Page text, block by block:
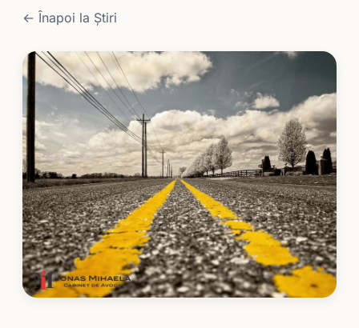
← Înapoi la Știri